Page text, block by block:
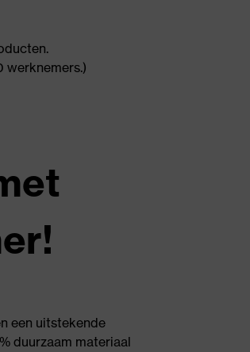
werknemers.)
een uitstekende
duurzaam materiaal